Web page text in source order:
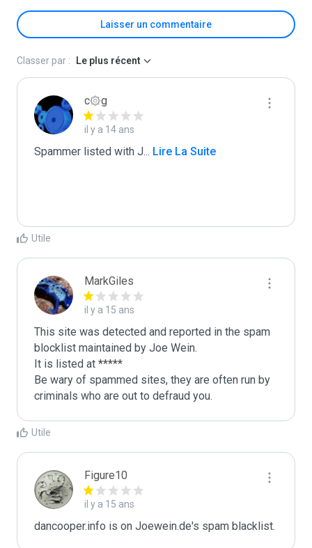
Laisser un commentaire
Classer par : Le plus récent
c۞g
il y a 14 ans
Spammer listed with J... Lire La Suite
Utile
MarkGiles
il y a 15 ans
This site was detected and reported in the spam
blocklist maintained by Joe Wein.
It is listed at *****
Be wary of spammed sites, they are often run by
criminals who are out to defraud you.
Utile
Figure10
il y a 15 ans
dancooper.info is on Joewein.de's spam blacklist.